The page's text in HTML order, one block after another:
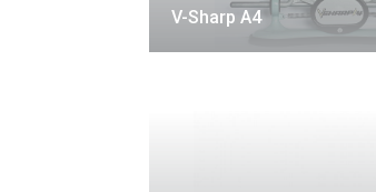
V-Sharp A4